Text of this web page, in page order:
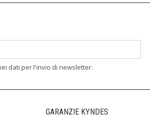
dati per l'invio di newsletter.
GARANZIE KYNDES